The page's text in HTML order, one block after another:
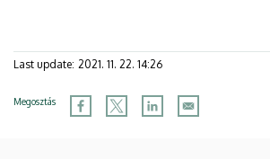
Last update: 2021. 11. 22. 14:26
Megosztás